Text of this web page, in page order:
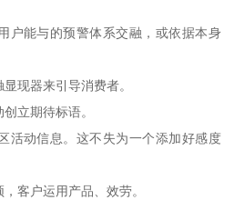
户能与的预警体系交融，或依据本身
现器来引导消费者。
立期待标语。
活动信息。这不失为一个添加好感度
客户运用产品、效劳。